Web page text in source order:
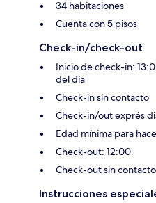
34 habitaciones
Cuenta con 5 pisos
Check-in/check-out
Inicio de check-in:
del día
Check-in sin contacto
Check-in/out exprés
Edad mínima para
Check-out: 12:00
Check-out sin contacto
Instrucciones